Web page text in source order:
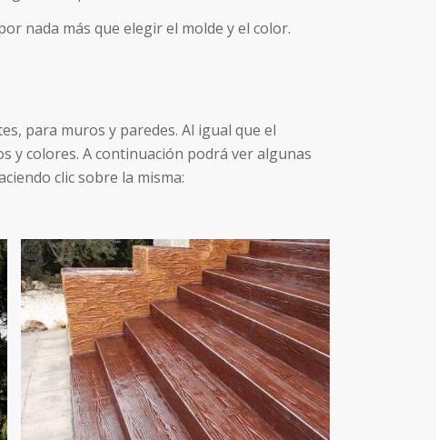
nada más que elegir el molde y el color.
para muros y paredes. Al igual que el
y colores. A continuación podrá ver algunas
clic sobre la misma: